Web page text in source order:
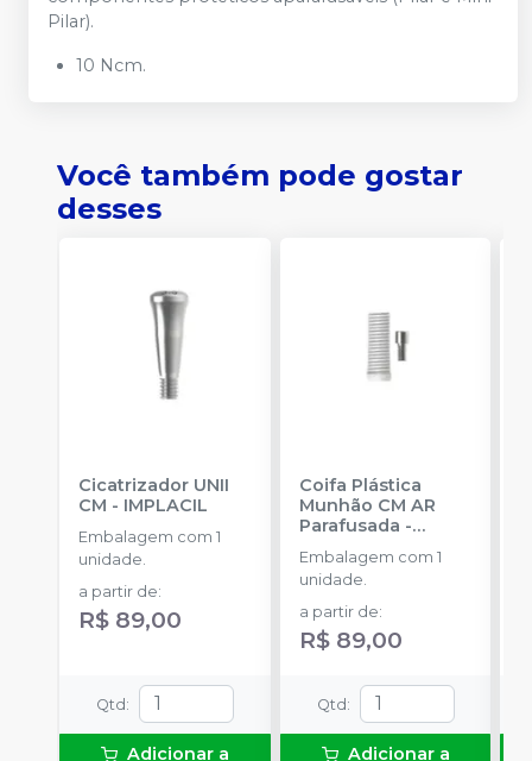
Pilar).
10 Ncm.
Você também pode gostar
desses
Cicatrizador UNII
CM - IMPLACIL
Embalagem com 1
unidade.
a partir de:
R$ 89,00
Qtd :
Adicionar a
Coifa Plástica
Munhão CM AR
Parafusada -
IMPLACIL
Embalagem com 1
unidade.
a partir de:
R$ 89,00
Qtd :
Adicionar a